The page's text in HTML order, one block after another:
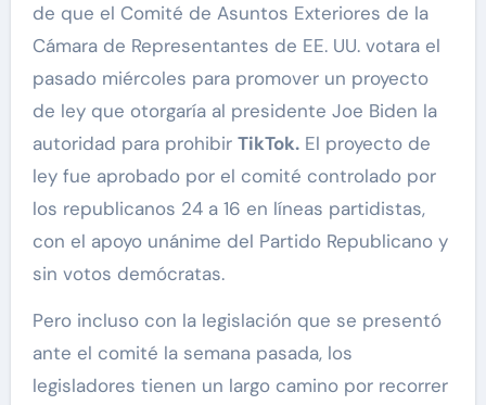
de que el Comité de Asuntos Exteriores de la
Cámara de Representantes de EE. UU. votara el
pasado miércoles para promover un proyecto
de ley que otorgaría al presidente Joe Biden la
autoridad para prohibir TikTok.El proyecto de
ley fue aprobado por el comité controlado por
los republicanos 24 a 16 en líneas partidistas,
con el apoyo unánime del Partido Republicano y
sin votos demócratas.
Pero incluso con la legislación que se presentó
ante el comité la semana pasada, los
legisladores tienen un largo camino por recorrer